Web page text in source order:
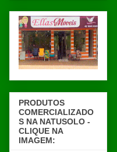
PRODUTOS
COMERCIALIZADO
S NA NATUSOLO -
CLIQUE NA
IMAGEM: